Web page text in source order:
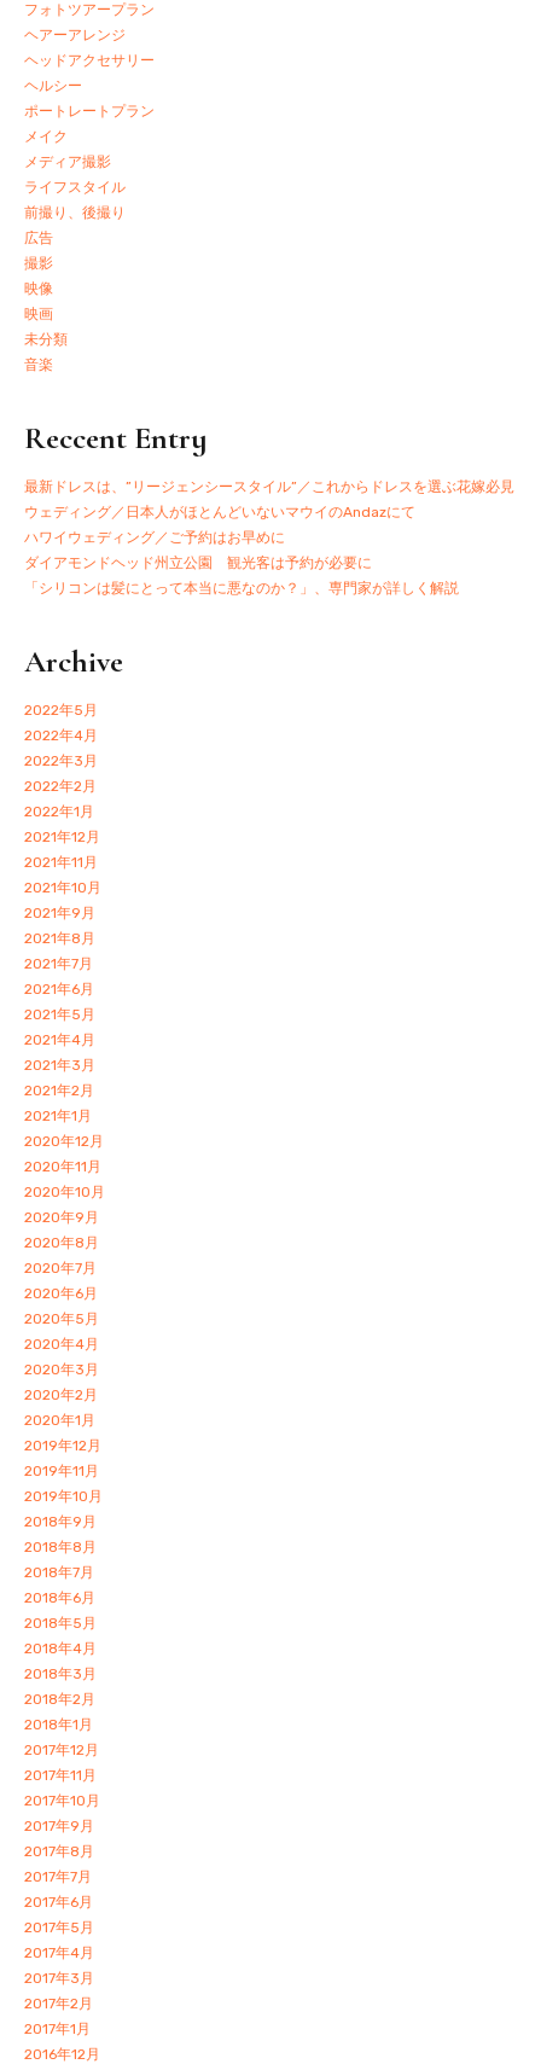
フォトツアープラン
ヘアーアレンジ
ヘッドアクセサリー
ヘルシー
ポートレートプラン
メイク
メディア撮影
ライフスタイル
前撮り、後撮り
広告
撮影
映像
映画
未分類
音楽
Reccent Entry
最新ドレスは、”リージェンシースタイル”／これからドレスを選ぶ花嫁必見
ウェディング／日本人がほとんどいないマウイのAndazにて
ハワイウェディング／ご予約はお早めに
ダイアモンドヘッド州立公園 観光客は予約が必要に
「シリコンは髪にとって本当に悪なのか？」、専門家が詳しく解説
Archive
2022年5月
2022年4月
2022年3月
2022年2月
2022年1月
2021年12月
2021年11月
2021年10月
2021年9月
2021年8月
2021年7月
2021年6月
2021年5月
2021年4月
2021年3月
2021年2月
2021年1月
2020年12月
2020年11月
2020年10月
2020年9月
2020年8月
2020年7月
2020年6月
2020年5月
2020年4月
2020年3月
2020年2月
2020年1月
2019年12月
2019年11月
2019年10月
2018年9月
2018年8月
2018年7月
2018年6月
2018年5月
2018年4月
2018年3月
2018年2月
2018年1月
2017年12月
2017年11月
2017年10月
2017年9月
2017年8月
2017年7月
2017年6月
2017年5月
2017年4月
2017年3月
2017年2月
2017年1月
2016年12月